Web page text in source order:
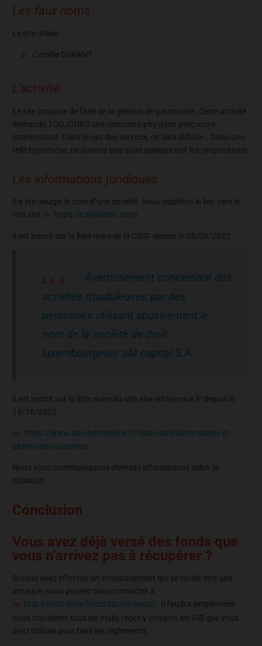
Les faux noms
Le site utilise :
Camille DURANT
L’activité
Le site propose de faire de la gestion de patrimoine. Cette activité
demande TOUJOURS une rencontre physique avec votre
interlocuteur. Dans le cas des escrocs, ce sera difficile… Dans une
telle hypothèse, ne donnez pas suite quelque soit les propositions.
Les informations juridiques
Il a été usurpé le nom d’une société. Nous publions le lien vers le
vrai site
https://capitalant.com/
Il est inscrit sur la liste noire de la CSSF depuis le 05/09/2022.
Avertissement concernant des
activités frauduleuses par des
personnes utilisant abusivement le
nom de la société de droit
luxembourgeois a&t capital S.A.
Il est inscrit sur la liste noire du site abe-infoservice.fr depuis le
14/10/2022 :
https://www.abe-infoservice.fr/liste-noire/listes-noires-et-
alertes-des-autorites
Nous vous communiquons diverses informations selon la
situation.
Conclusion
Vous avez déjà versé des fonds que
vous n’arrivez pas à récupérer ?
Si vous avez effectué un investissement qui se révèle être une
arnaque, vous pouvez nous contacter à
http://adcfrance.fr/contactez-nous/. Il faudra simplement
nous transférer tous les mails reçus y compris les RIB que vous
avez utilisés pour faire les règlements.